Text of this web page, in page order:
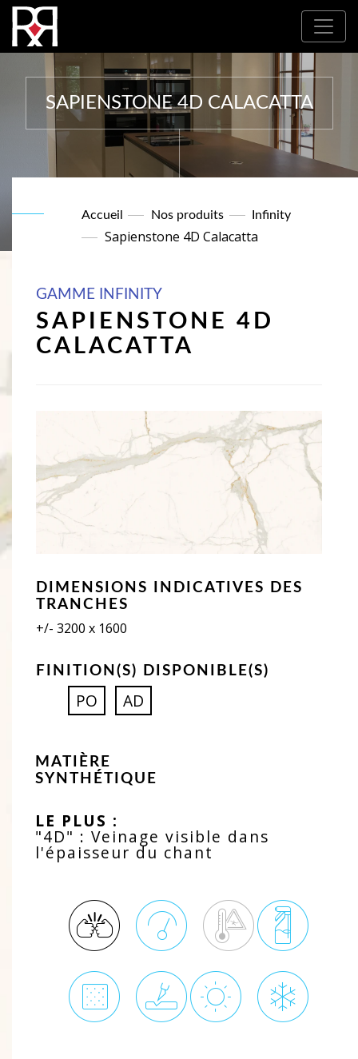
Où nous trouver : Nos partenaires
SAPIENSTONE 4D CALACATTA
Accueil Nos produits Infinity
Sapienstone 4D Calacatta
MATIÈRE
SYNTHÉTIQUE
LE PLUS :
"4D" : Veinage visible dans
l'épaisseur du chant
GAMME INFINITY
SAPIENSTONE 4D
CALACATTA
DIMENSIONS INDICATIVES DES
TRANCHES
+/- 3200 x 1600
FINITION(S) DISPONIBLE(S)
PO AD